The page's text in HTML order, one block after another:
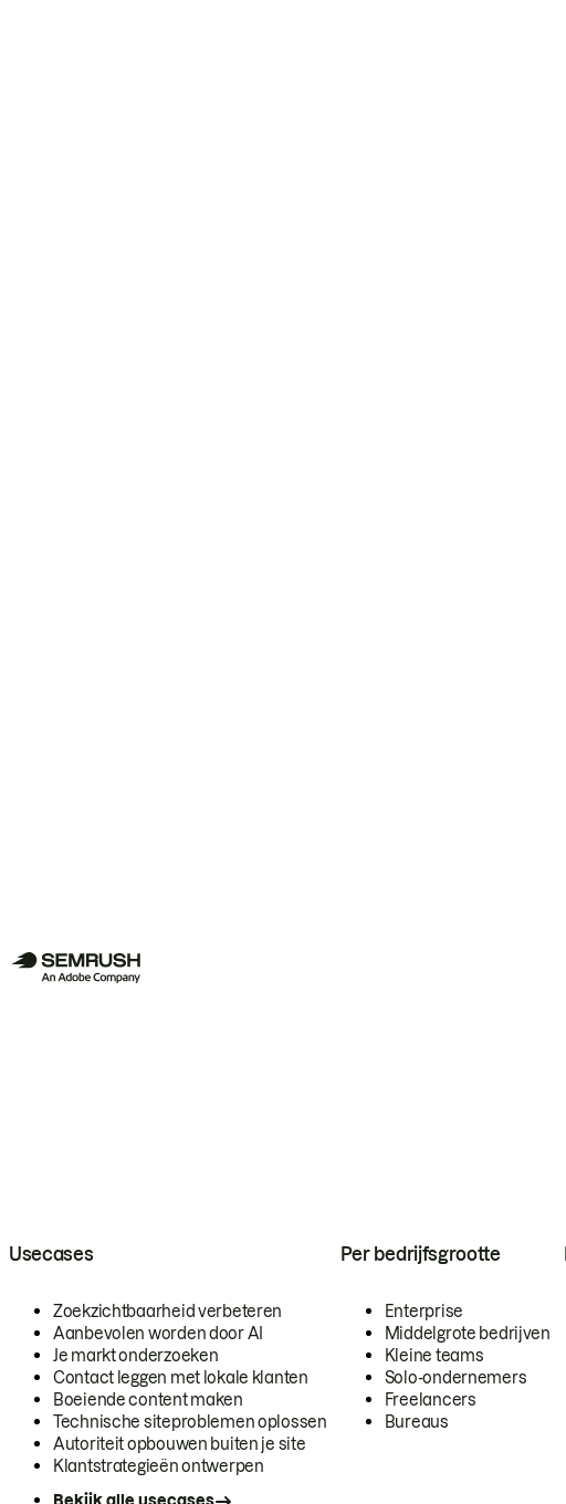
Usecases
Zoekzichtbaarheid verbeteren
Aanbevolen worden door AI
Je markt onderzoeken
Contact leggen met lokale klanten
Boeiende content maken
Technische siteproblemen oplossen
Autoriteit opbouwen buiten je site
Klantstrategieën ontwerpen
Per bedrijfsgrootte
Enterprise
Middelgrote bedrijven
Kleine teams
Solo-ondernemers
Freelancers
Bureaus